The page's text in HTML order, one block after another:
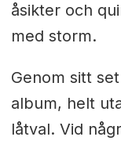
åsikter och
med storm.
Genom sitt
album, helt
låtval. Vid